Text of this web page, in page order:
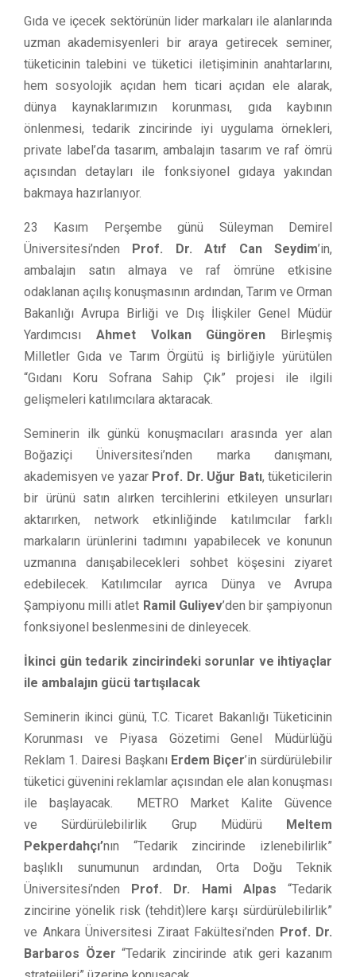
Gıda ve içecek sektörünün lider markaları ile alanlarında
uzman akademisyenleri bir araya getirecek seminer,
tüketicinin talebini ve tüketici iletişiminin anahtarlarını,
hem sosyolojik açıdan hem ticari açıdan ele alarak,
dünya kaynaklarımızın korunması, gıda kaybının
önlenmesi, tedarik zincirinde iyi uygulama örnekleri,
private label’da tasarım, ambalajın tasarım ve raf ömrü
açısından detayları ile fonksiyonel gıdaya yakından
bakmaya hazırlanıyor.
23 Kasım Perşembe günü Süleyman Demirel
Üniversitesi’nden Prof. Dr. Atıf Can Seydim’in,
ambalajın satın almaya ve raf ömrüne etkisine
odaklanan açılış konuşmasının ardından, Tarım ve Orman
Bakanlığı Avrupa Birliği ve Dış İlişkiler Genel Müdür
Yardımcısı Ahmet Volkan Güngören Birleşmiş
Milletler Gıda ve Tarım Örgütü iş birliğiyle yürütülen
“Gıdanı Koru Sofrana Sahip Çık” projesi ile ilgili
gelişmeleri katılımcılara aktaracak.
Seminerin ilk günkü konuşmacıları arasında yer alan
Boğaziçi Üniversitesi’nden marka danışmanı,
akademisyen ve yazar Prof. Dr. Uğur Batı, tüketicilerin
bir ürünü satın alırken tercihlerini etkileyen unsurları
aktarırken, network etkinliğinde katılımcılar farklı
markaların ürünlerini tadımını yapabilecek ve konunun
uzmanına danışabilecekleri sohbet köşesini ziyaret
edebilecek. Katılımcılar ayrıca Dünya ve Avrupa
Şampiyonu milli atlet Ramil Guliyev’den bir şampiyonun
fonksiyonel beslenmesini de dinleyecek.
İkinci gün tedarik zincirindeki sorunlar ve ihtiyaçlar
ile ambalajın gücü tartışılacak
Seminerin ikinci günü, T.C. Ticaret Bakanlığı Tüketicinin
Korunması ve Piyasa Gözetimi Genel Müdürlüğü
Reklam 1. Dairesi Başkanı Erdem Biçer’in sürdürülebilir
tüketici güvenini reklamlar açısından ele alan konuşması
ile başlayacak. METRO Market Kalite Güvence
ve Sürdürülebilirlik Grup Müdürü Meltem
Pekperdahçı’nın “Tedarik zincirinde izlenebilirlik”
başlıklı sunumunun ardından, Orta Doğu Teknik
Üniversitesi’nden Prof. Dr. Hami Alpas “Tedarik
zincirine yönelik risk (tehdit)lere karşı sürdürülebilirlik”
ve Ankara Üniversitesi Ziraat Fakültesi’nden Prof. Dr.
Barbaros Özer “Tedarik zincirinde atık geri kazanım